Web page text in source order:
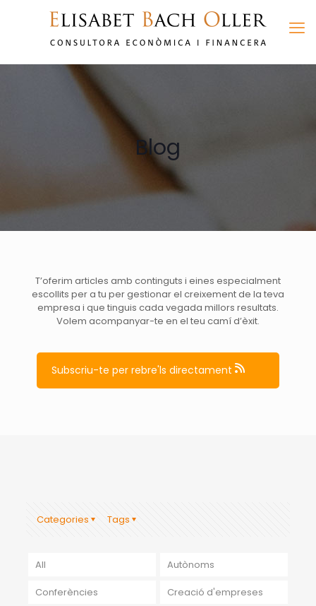
Blog
T’oferim articles amb continguts i eines especialment
escollits per a tu per gestionar el creixement de la teva
empresa i que tinguis cada vegada millors resultats.
Volem acompanyar-te en el teu camí d’èxit.
Subscriu-te per rebre'ls directament
Categories Tags
All Autònoms
Conferències Creació d'empreses